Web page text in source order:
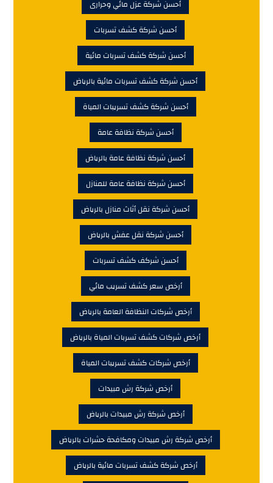
أحسن شركة عزل مائي وحرارى
أحسن شركة كشف تسربات
أحسن شركة كشف تسربات مائية
أحسن شركة كشف تسربات مائية بالرياض
أحسن شركة كشف تسريبات المياة
أحسن شركة نظافة عامة
أحسن شركة نظافة عامة بالرياض
أحسن شركة نظافة عامة للمنازل
أحسن شركة نقل أثاث منازل بالرياض
أحسن شركة نقل عفش بالرياض
أحسن شركف كشف تسربات
أرخص سعر كشف تسريب مائي
أرخص شركات النظافة العامة بالرياض
أرخص شركات كشف تسربات المياة بالرياض
أرخص شركات كشف تسريبات المياة
أرخص شركة رش مبيدات
أرخص شركة رش مبيدات بالرياض
أرخص شركة رش مبيدات ومكافحة حشرات بالرياض
أرخص شركة كشف تسربات مائية بالرياض